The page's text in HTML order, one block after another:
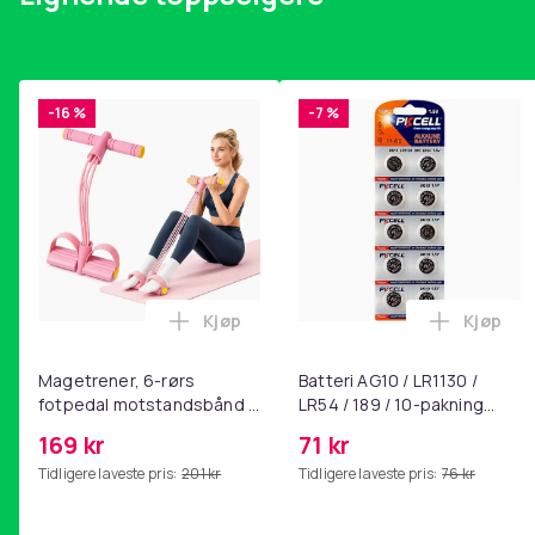
-16 %
Magetrener, 6-rørs
fotpedal motstandsbånd -
yoga og
hjemmegymnastikk Pink
169 kr
Tidligere laveste pris: 201 kr
Legg Magetrener, 6-rørs fotpedal
Kjøp
-7 %
Batteri AG10 / LR1130 /
LR54 / 189 / 10-pakning
71 kr
Tidligere laveste pris: 76 kr
Legg
Kjøp